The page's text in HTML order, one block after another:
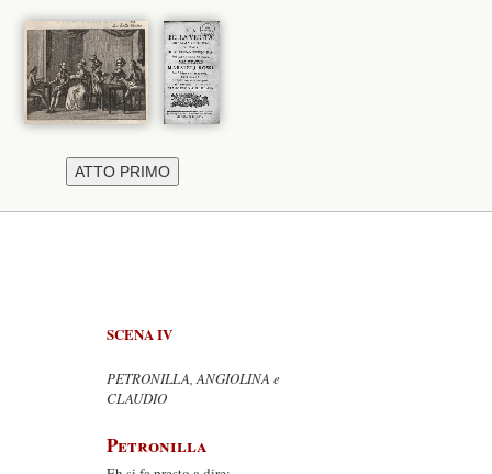
SCENA IV
PETRONILLA, ANGIOLINA e
CLAUDIO
Petronilla